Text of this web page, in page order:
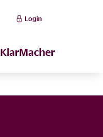
Login
KlarMacher